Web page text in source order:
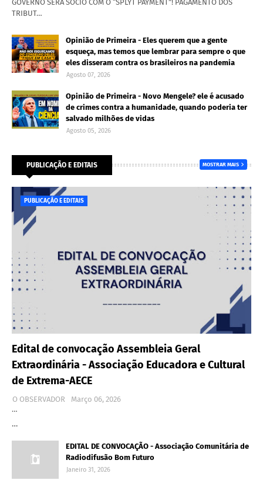
GOVERNO SERÁ SÓCIO COM O “SPLYT PAYMENT”! PAGAMENTO DOS
TRIBUT…
Opinião de Primeira - Eles querem que a gente
esqueça, mas temos que lembrar para sempre o que
eles disseram contra os brasileiros na pandemia
Agosto 07, 2026
Opinião de Primeira - Novo Mengele? ele é acusado
de crimes contra a humanidade, quando poderia ter
salvado milhões de vidas
Agosto 05, 2026
PUBLICAÇÃO E EDITAIS MOSTRAR MAIS
PUBLICAÇÃO E EDITAIS
Edital de convocação Assembleia Geral
Extraordinária - Associação Educadora e Cultural
de Extrema-AECE
O OBSERVADOR
Março 06, 2026
…
…
EDITAL DE CONVOCAÇÃO - Associação Comunitária de
Radiodifusão Bom Futuro
Janeiro 31, 2026